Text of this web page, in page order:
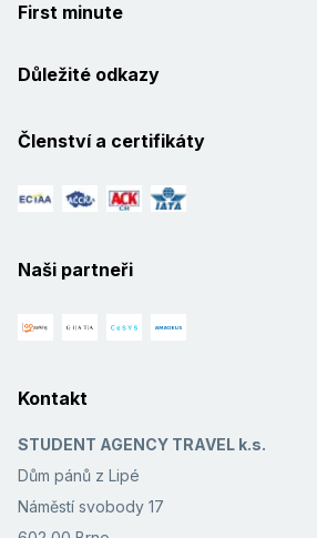
First minute
Důležité odkazy
Členství a certifikáty
Naši partneři
Kontakt
STUDENT AGENCY TRAVEL k.s.
Dům pánů z Lipé
Náměstí svobody 17